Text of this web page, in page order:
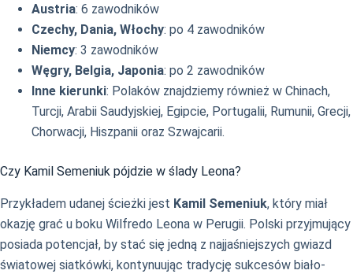
Austria: 6 zawodników
Czechy, Dania, Włochy: po 4 zawodników
Niemcy: 3 zawodników
Węgry, Belgia, Japonia: po 2 zawodników
Inne kierunki: Polaków znajdziemy również w Chinach,
Turcji, Arabii Saudyjskiej, Egipcie, Portugalii, Rumunii, Grecji,
Chorwacji, Hiszpanii oraz Szwajcarii.
Czy Kamil Semeniuk pójdzie w ślady Leona?
Przykładem udanej ścieżki jest Kamil Semeniuk, który miał
okazję grać u boku Wilfredo Leona w Perugii. Polski przyjmujący
posiada potencjał, by stać się jedną z najjaśniejszych gwiazd
światowej siatkówki, kontynuując tradycję sukcesów biało-